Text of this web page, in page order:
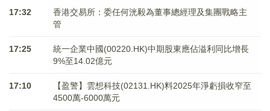
17:32
香港交易所：委任何洸毅為董事總經理及集團戰略主
管
17:25
統一企業中國(00220.HK)中期股東應佔溢利同比增長
9%至14.02億元
17:10
【盈警】雲想科技(02131.HK)料2025年淨虧損收窄至
4500萬-6000萬元